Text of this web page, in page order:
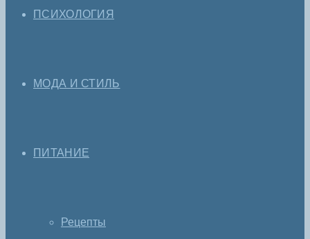
ПСИХОЛОГИЯ
МОДА И СТИЛЬ
ПИТАНИЕ
Рецепты